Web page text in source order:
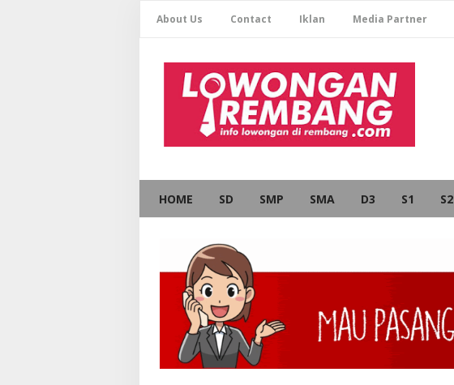
About Us Contact Iklan Media Partner
HOME SD SMP SMA D3 S1 S2